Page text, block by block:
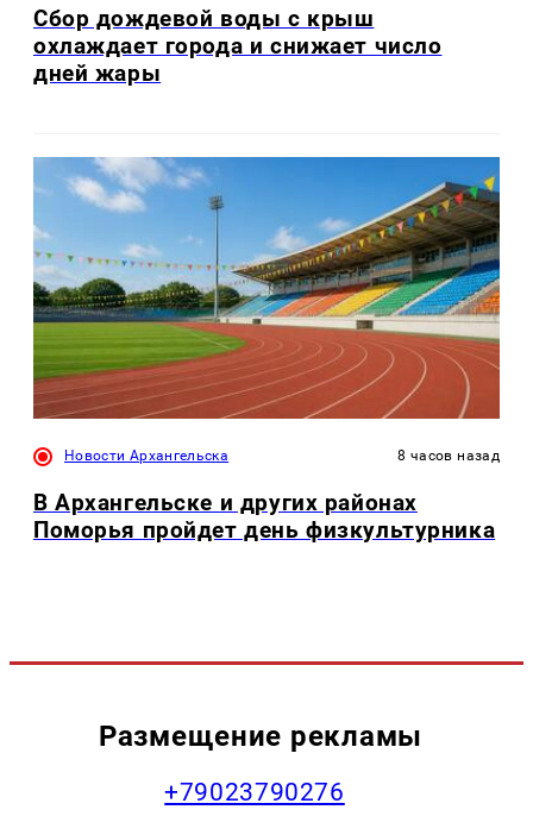
Сбор дождевой воды с крыш
охлаждает города и снижает число
дней жары
Новости Архангельска 8 часов назад
В Архангельске и других районах
Поморья пройдет день физкультурника
Размещение рекламы
+79023790276